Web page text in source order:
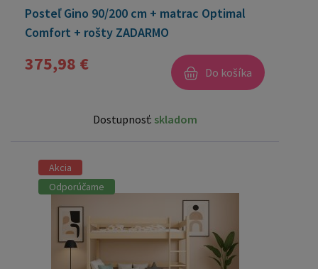
Posteľ Gino 90/200 cm + matrac Optimal
Comfort + rošty ZADARMO
375,98 € Do košíka
Dostupnosť: skladom
Akcia
Odporúčame